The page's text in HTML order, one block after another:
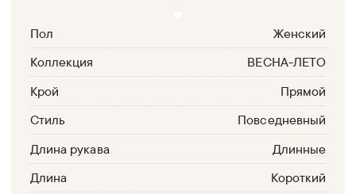
Пол
Женский
Коллекция
ВЕСНА-ЛЕТО
Крой
Прямой
Стиль
Повседневный
Длина рукава
Длинные
Длина
Короткий